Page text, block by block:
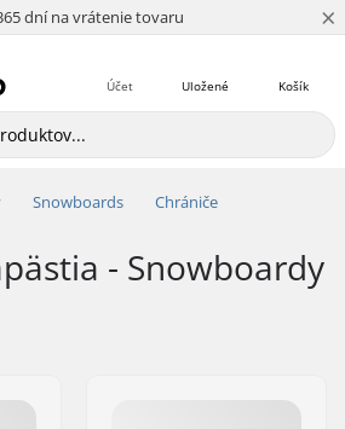
dní na vrátenie tovaru
4.8 z 5 ×
Košík
Uložené
Účet
Snowboards
Chrániče
- Snowboardy